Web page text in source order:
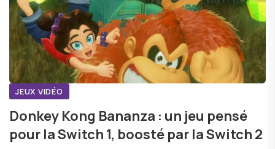
JEUX VIDÉO
Donkey Kong Bananza : un jeu pensé
pour la Switch 1, boosté par la Switch 2